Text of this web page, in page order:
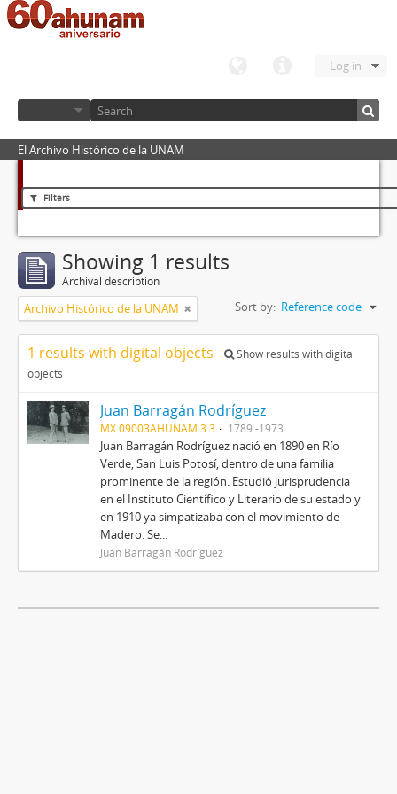
Log in
El Archivo Histórico de la UNAM
Filters
Showing 1 results
Archival description
Archivo Histórico de la UNAM Sort by: Reference code
1 results with digital objects
Show results with digital
objects
Juan Barragán Rodríguez
MX 09003AHUNAM 3.3 1789 -1973
Juan Barragán Rodríguez nació en 1890 en Río
Verde, San Luis Potosí, dentro de una familia
prominente de la región. Estudió jurisprudencia
en el Instituto Científico y Literario de su estado y
en 1910 ya simpatizaba con el movimiento de
Madero. Se...
Juan Barragán Rodríguez